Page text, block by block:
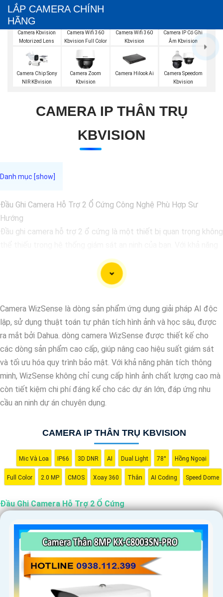
LẮP CAMERA CHÍNH
HÃNG
Camera Kbvision
Motorized Lens
Camera Wifi 360
Kbvision Full Color
Camera Wifi 360
Kbvision
Camera IP Có Ghi
Âm Kbvision
Camera Chip Sony
NIR KBvision
Camera Zoom
Kbvision
Camera Hilook Ai
Camera Speedom
Kbvision
CAMERA IP THÂN TRỤ
KBVISION
Đầu Ghi Camera Hỗ Trợ 2 Ổ Cứng Công Nghệ Phù Hợp Sư
Hướng
Đầu ghi camera hỗ trợ 2 ổ cứng là một thiết bị quan trọng không
lưu trữ hình ảnh và video từ nhiều camera cùng một lúc, đầu ghi
này giúp bạn quản lý và theo dõi các hoạt động trong và ngoài
nó hoạt động mạnh mẽ và ổn định. Khả năng hỗ trợ 2 ổ cứng cho
phép bạn mở rộng không gian lưu trữ mà không cần lo lắng về
việc ghi đè dữ liệu quan trọng.
Nếu bạn đang tìm kiếm một giải pháp giám sát an ninh thông
minh và tiện lợi, đầu ghi camera hỗ trợ 2 ổ cứng công nghệ phù
hợp sẽ là sự lựa chọn hoàn hảo cho nhu cầu của bạn. Hãy đầu tư
vào sản phẩm này để bảo vệ và giám sát nhà ở, cửa hàng hoặc
văn phòng của bạn một cách chuyên nghiệp và hiệu quả nhất.
Camera WizSense là dòng sản phẩm ứng dụng giải pháp AI độc
lập, sử dụng thuật toán tự phân tích hình ảnh và học sâu, được
ra mắt bởi Dahua. dòng camera WizSense được thiết kế cho
các dòng sản phẩm cao cấp, giúp nâng cao hiệu suất giám sát
và tối ưu hóa quy trình bảo mật. Với khả năng phân tích thông
minh, WizSense không chỉ cung cấp hình ảnh chất lượng cao mà
còn tiết kiệm chi phí đáng kể cho các dự án lớn, đáp ứng nhu
cầu an ninh dự án chuyên dụng.
CAMERA IP THÂN TRỤ KBVISION
Mic Và Loa IP66 3D DNR AI Dual Light 78° Hồng Ngoại
Full Color 2.0 MP CMOS Xoay 360 Thân AI Coding Speed Dome
Đầu Ghi Camera Hỗ Trợ 2 Ổ Cứng